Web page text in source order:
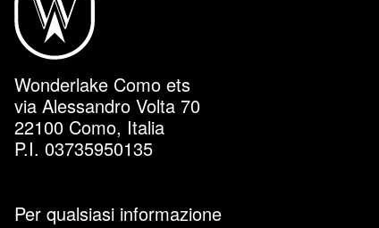
Wonderlake Como ets
via Alessandro Volta 70
22100 Como, Italia
P.I. 03735950135
Per qualsiasi informazione